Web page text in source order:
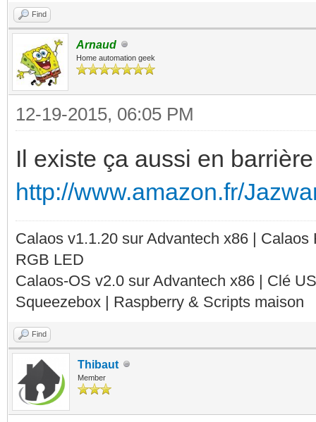
Find
Arnaud
Home automation geek
12-19-2015, 06:05 PM
Il existe ça aussi en
http://www.amazon.fr/
Calaos v1.1.20 sur Advantech x86 |
RGB LED
Calaos-OS v2.0 sur Advantech x86 | Clé
Squeezebox | Raspberry & Scripts maison
Find
Thibaut
Member